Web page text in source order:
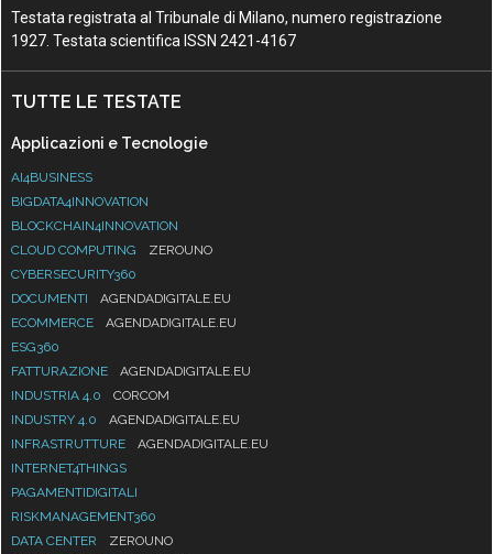
Testata registrata al Tribunale di Milano, numero registrazione
1927. Testata scientifica ISSN 2421-4167
TUTTE LE TESTATE
Applicazioni e Tecnologie
AI4BUSINESS
BIGDATA4INNOVATION
BLOCKCHAIN4INNOVATION
CLOUD COMPUTING
ZEROUNO
CYBERSECURITY360
DOCUMENTI
AGENDADIGITALE.EU
ECOMMERCE
AGENDADIGITALE.EU
ESG360
FATTURAZIONE
AGENDADIGITALE.EU
INDUSTRIA 4.0
CORCOM
INDUSTRY 4.0
AGENDADIGITALE.EU
INFRASTRUTTURE
AGENDADIGITALE.EU
INTERNET4THINGS
PAGAMENTIDIGITALI
RISKMANAGEMENT360
DATA CENTER
ZEROUNO